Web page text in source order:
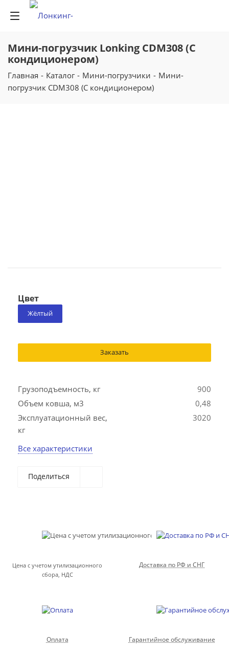
Мини-погрузчик Lonking CDM308 (С
кондиционером)
Главная - Каталог - Мини-погрузчики - Мини-
погрузчик CDM308 (С кондиционером)
Цвет
Жёлтый
Заказать
Грузоподъемность, кг
900
Объем ковша, м3
0,48
Эксплуатационный вес,
кг
3020
Все характеристики
Поделиться
Цена с учетом утилизационного
сбора, НДС
Доставка по РФ и СНГ
Оплата Гарантийное обслуживание